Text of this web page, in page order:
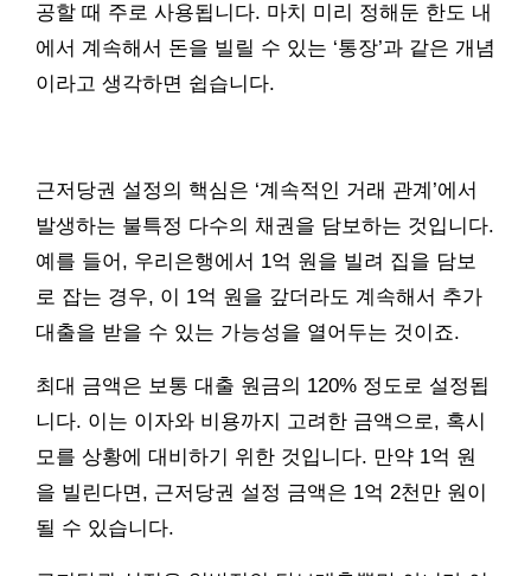
공할 때 주로 사용됩니다. 마치 미리 정해둔 한도 내
에서 계속해서 돈을 빌릴 수 있는 ‘통장’과 같은 개념
이라고 생각하면 쉽습니다.
근저당권 설정의 핵심은 ‘계속적인 거래 관계’에서
발생하는 불특정 다수의 채권을 담보하는 것입니다.
예를 들어, 우리은행에서 1억 원을 빌려 집을 담보
로 잡는 경우, 이 1억 원을 갚더라도 계속해서 추가
대출을 받을 수 있는 가능성을 열어두는 것이죠.
최대 금액은 보통 대출 원금의 120% 정도로 설정됩
니다. 이는 이자와 비용까지 고려한 금액으로, 혹시
모를 상황에 대비하기 위한 것입니다. 만약 1억 원
을 빌린다면, 근저당권 설정 금액은 1억 2천만 원이
될 수 있습니다.